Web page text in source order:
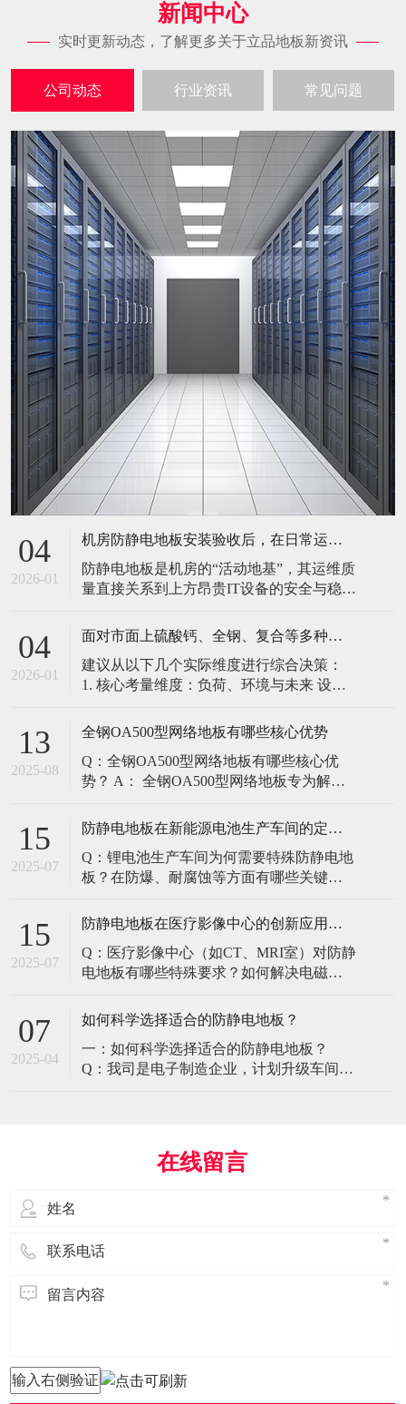
新闻中心
实时更新动态，了解更多关于立品地板新资讯
公司动态 行业资讯 常见问题
04
2026-01
机房防静电地板安装验收后，在日常运维中常常被忽视。请问，一套规范的、可操作的维护规程应包含哪些内容？有哪些“小问题”若不及时处理，会演变成“大故障”？
防静电地板是机房的“活动地基”，其运维质
量直接关系到上方昂贵IT设备的安全与稳
修，是保障其长期可靠的关键。 1. 建立分
由值班工程师执行）： 观： 巡检时观察地
面有无明显的水渍、油污或其它液体泼
04
2026-01
面对市面上硫酸钙、全钢、复合等多种类型的机房防静电地板，我们该如何科学选型？除了预算，更应该从哪些实际维度进行考量，以避免“过度配置”或“配置不足”？
建议从以下几个实际维度进行综合决策：
1. 核心考量维度：负荷、环境与未来 设备
您必须计算机房规划区域内最重设备的单
点载荷（通常指服务器机柜的支脚压
力）。 轻型机房（标准服务器/网络柜）：
单点载荷通常在1960N，主流的优质复合地
13
2025-08
全钢OA500型网络地板有哪些核心优势
Q：全钢OA500型网络地板有哪些核心优
势？ A： 全钢OA500型网络地板专为解决
以下核心优势： 高强度结构：采用优质冷
轧钢板拉伸焊接成型，表面磷化后静电喷
塑，防锈耐磨，承重性能优异。 便捷布
线：配套活动线槽板设计，可轻松掀起盖
15
2025-07
防静电地板在新能源电池生产车间的定制化解决方案
Q：锂电池生产车间为何需要特殊防静电地
板？在防爆、耐腐蚀等方面有哪些关键技
环境并存的特殊场景，需要全方位防护方
境要求 • 防爆等级：Ex IIB T4（ATEX认
证） • 静电泄放速度：<0.
15
2025-07
防静电地板在医疗影像中心的创新应用方案
Q：医疗影像中心（如CT、MRI室）对防静
电地板有哪些特殊要求？如何解决电磁干
环境特殊性对防静电地板提出了前所未有
疗影像环境的特殊需求 电磁兼容性要求 •
MRI室需完全无磁：磁化率<0.001（
07
2025-04
如何科学选择适合的防静电地板？
一：如何科学选择适合的防静电地板？
Q：我司是电子制造企业，计划升级车间地
用场景、技术指标及长期维护成本综合考
量。作为深耕行业多年的广东立品地板科
在线留言